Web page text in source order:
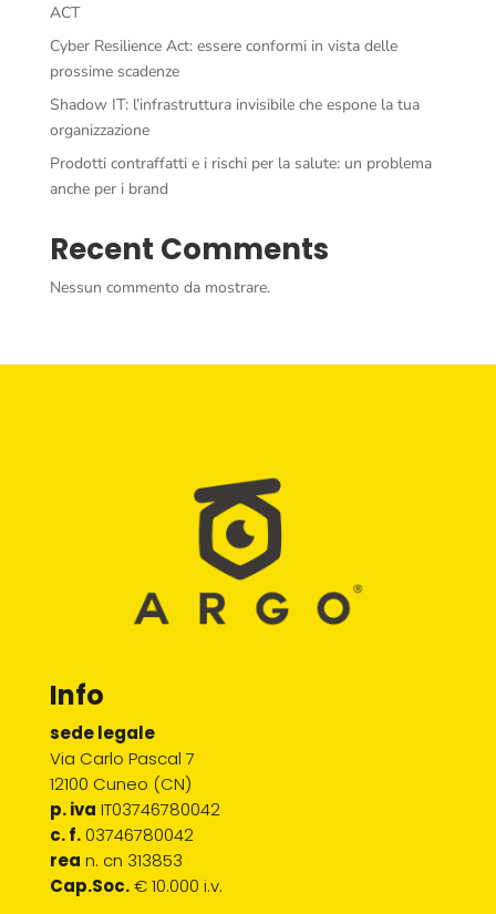
ACT
Cyber Resilience Act: essere conformi in vista delle
prossime scadenze
Shadow IT: l’infrastruttura invisibile che espone la tua
organizzazione
Prodotti contraffatti e i rischi per la salute: un problema
anche per i brand
Recent Comments
Nessun commento da mostrare.
Info
sede legale
Via Carlo Pascal 7
12100 Cuneo (CN)
p. iva IT03746780042
c. f.03746780042
rea n. cn 313853
Cap.Soc.€ 10.000 i.v.